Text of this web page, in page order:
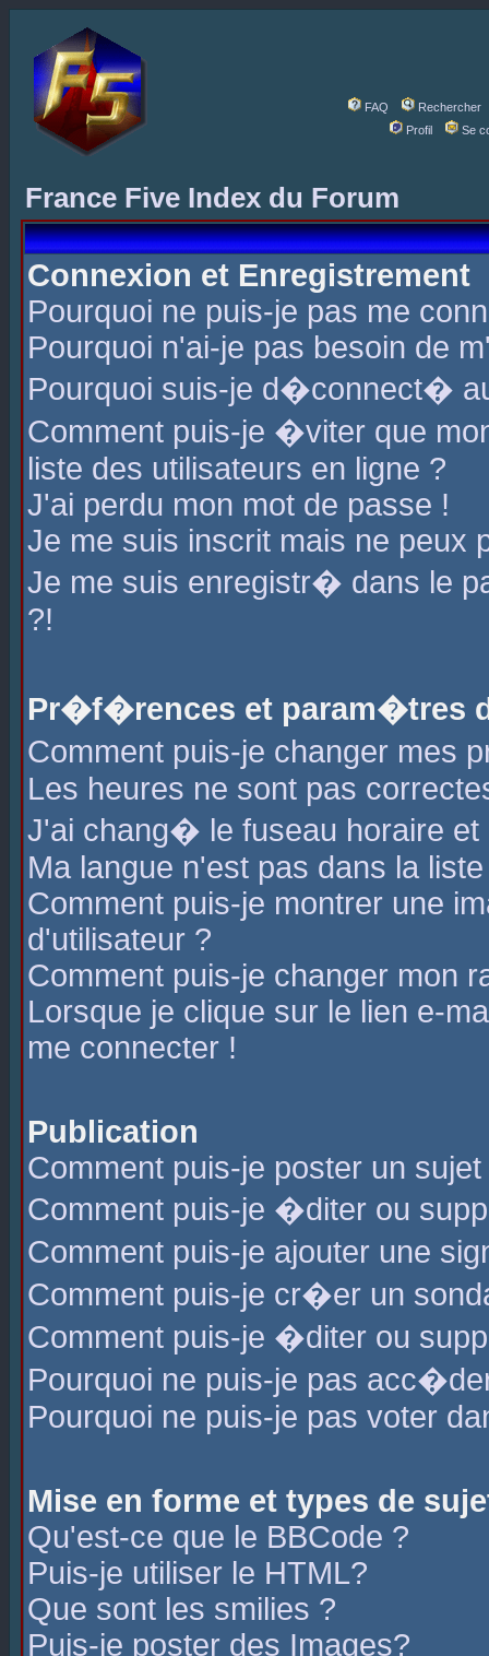
FAQ
Rechercher
Profil
Se
France Five Index du Forum
Connexion et Enregistrement
Pourquoi ne puis-je pas me
Pourquoi n'ai-je pas besoin de
Pourquoi suis-je d�connect�
Comment puis-je �viter que
liste des utilisateurs en ligne ?
J'ai perdu mon mot de passe !
Je me suis inscrit mais ne peux
Je me suis enregistr� dans le
?!
Pr�f�rences et param�tres
Comment puis-je changer mes
Les heures ne sont pas
J'ai chang� le fuseau horaire
Ma langue n'est pas dans la
Comment puis-je montrer une
d'utilisateur ?
Comment puis-je changer mon
Lorsque je clique sur le lien e-
me connecter !
Publication
Comment puis-je poster un
Comment puis-je �diter ou
Comment puis-je ajouter une
Comment puis-je cr�er un
Comment puis-je �diter ou
Pourquoi ne puis-je pas
Pourquoi ne puis-je pas voter
Mise en forme et types de
Qu'est-ce que le BBCode ?
Puis-je utiliser le HTML?
Que sont les smilies ?
Puis-je poster des Images?